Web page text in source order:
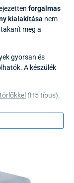
forgalmas
kialakítása nem
meg a
gyorsan és
A készülék
(H5 típus).
x 10,1 cm